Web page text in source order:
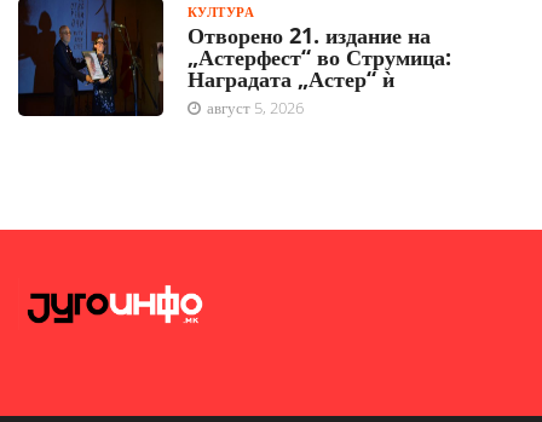
КУЛТУРА
Отворено 21. издание на
„Астерфест“ во Струмица:
Наградата „Астер“ ѝ
август 5, 2026